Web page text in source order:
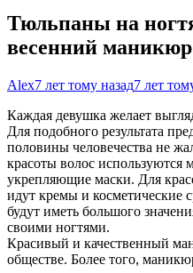
Тюльпаны на
весенний маникюр
Alex7 лет тому назад7 лет
Каждая девушка желает
Для подобного результата
половины человечества не
красоты волос
укрепляющие маски. Для
идут кремы и косметические
будут иметь большого
своими ногтями.
Красивый и качественный
обществе. Более того,